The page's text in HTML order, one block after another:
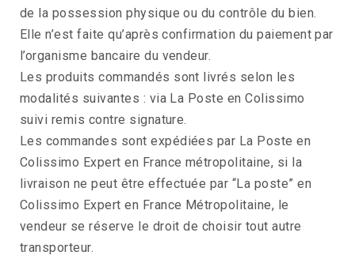
de la possession physique ou du contrôle du bien.
Elle n’est faite qu’après confirmation du paiement par
l’organisme bancaire du vendeur.
Les produits commandés sont livrés selon les
modalités suivantes : via La Poste en Colissimo
suivi remis contre signature.
Les commandes sont expédiées par La Poste en
Colissimo Expert en France métropolitaine, si la
livraison ne peut être effectuée par “La poste” en
Colissimo Expert en France Métropolitaine, le
vendeur se réserve le droit de choisir tout autre
transporteur.